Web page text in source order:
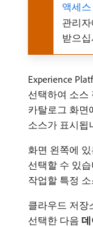
액세
관리
받으십
Experience
선택하여 소스
카탈로그 화면
소스가 표시됩
화면 왼쪽에
선택할 수 있
작업할 특정
클라우드 저장
선택한 다음